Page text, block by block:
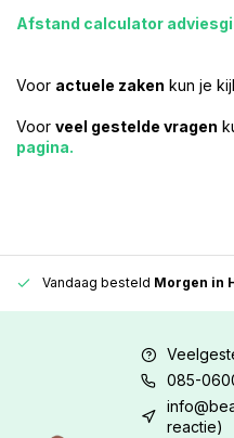
Afstand calculator
Voor actuele zaken kun je
Voor veel gestelde vragen
pagina.
Vandaag besteld Morgen in
085-
reactie)